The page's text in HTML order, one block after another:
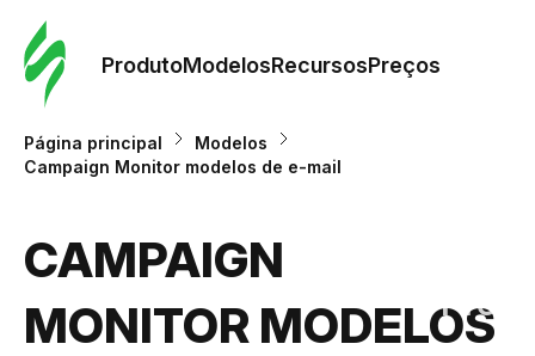
ProdutoModelosRecursosPreços
Página principal
Modelos
Campaign Monitor modelos de e-mail
CAMPAIGN
MONITOR MODELOS